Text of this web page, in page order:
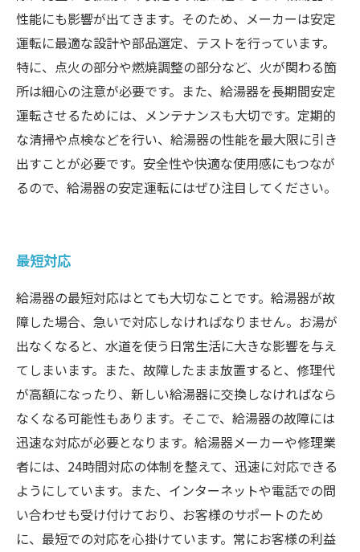
性能にも影響が出てきます。そのため、メーカーは安定
運転に最適な設計や部品選定、テストを行っています。
特に、点火の部分や燃焼調整の部分など、火が関わる箇
所は細心の注意が必要です。また、給湯器を長期間安定
運転させるためには、メンテナンスも大切です。定期的
な清掃や点検などを行い、給湯器の性能を最大限に引き
出すことが必要です。安全性や快適な使用感にもつなが
るので、給湯器の安定運転にはぜひ注目してください。
最短対応
給湯器の最短対応はとても大切なことです。給湯器が故
障した場合、急いで対応しなければなりません。お湯が
出なくなると、水道を使う日常生活に大きな影響を与え
てしまいます。また、故障したまま放置すると、修理代
が高額になったり、新しい給湯器に交換しなければなら
なくなる可能性もあります。そこで、給湯器の故障には
迅速な対応が必要となります。給湯器メーカーや修理業
者には、24時間対応の体制を整えて、迅速に対応できる
ようにしています。また、インターネットや電話での問
い合わせも受け付けており、お客様のサポートのため
に、最短での対応を心掛けています。常にお客様の利益